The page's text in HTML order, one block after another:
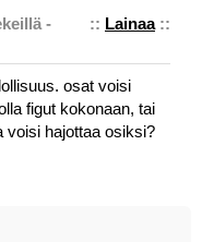
:: Lainaa::
-
osat voisi
figut kokonaan, tai
voisi hajottaa osiksi?